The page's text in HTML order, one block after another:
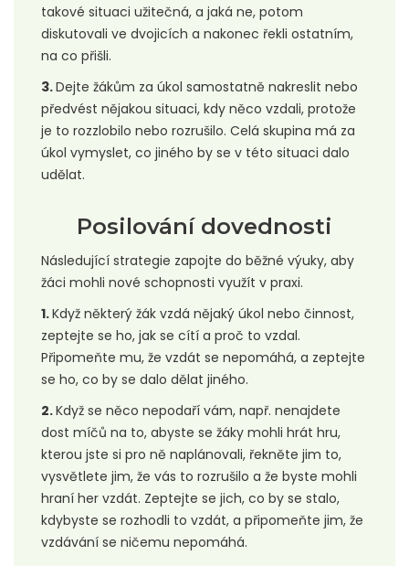
takové situaci užitečná, a jaká ne, potom
diskutovali ve dvojicích a nakonec řekli ostatním,
na co přišli.
3.Dejte žákům za úkol samostatně nakreslit nebo
předvést nějakou situaci, kdy něco vzdali, protože
je to rozzlobilo nebo rozrušilo. Celá skupina má za
úkol vymyslet, co jiného by se v této situaci dalo
udělat.
Posilování dovednosti
Následující strategie zapojte do běžné výuky, aby
žáci mohli nové schopnosti využít v praxi.
1.Když některý žák vzdá nějaký úkol nebo činnost,
zeptejte se ho, jak se cítí a proč to vzdal.
Připomeňte mu, že vzdát se nepomáhá, a zeptejte
se ho, co by se dalo dělat jiného.
2.Když se něco nepodaří vám, např. nenajdete
dost míčů na to, abyste se žáky mohli hrát hru,
kterou jste si pro ně naplánovali, řekněte jim to,
vysvětlete jim, že vás to rozrušilo a že byste mohli
hraní her vzdát. Zeptejte se jich, co by se stalo,
kdybyste se rozhodli to vzdát, a připomeňte jim, že
vzdávání se ničemu nepomáhá.